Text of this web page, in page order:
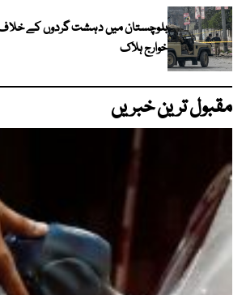
خوارج ہلاک
مقبول ترین خبریں